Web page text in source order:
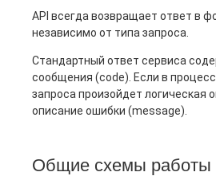
API всегда возвращает ответ в
независимо от типа запроса.
Стандартный ответ сервиса
сообщения (code). Если в
запроса произойдет логическая
описание ошибки (message).
Общие схемы работы